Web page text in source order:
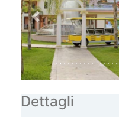
Previous
Dettagli